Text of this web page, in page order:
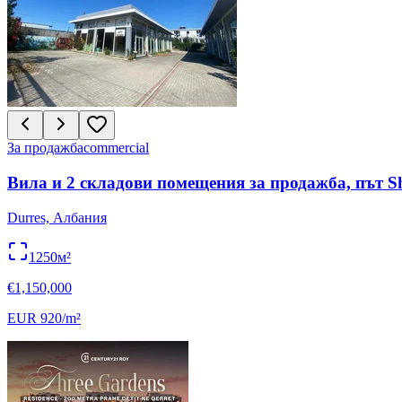
За продажбаcommercial
Вила и 2 складови помещения за продажба, път
Durres, Албания
1250м²
€1,150,000
EUR 920/m²